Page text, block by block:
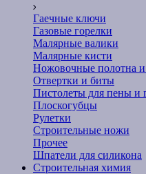
Гаечные ключи
Газовые горелки
Малярные валики
Малярные кисти
Ножовочные полотна
Отвертки и биты
Пистолеты для пены и
Плоскогубцы
Рулетки
Строительные ножи
Прочее
Шпатели для силикона
Строительная химия